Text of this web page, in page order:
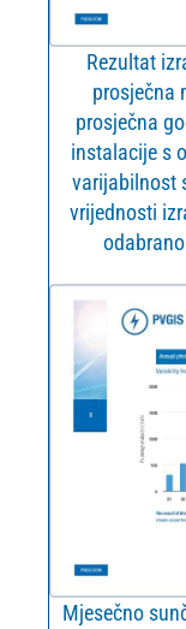
Rezultat
prosječna
prosječna
instalacije s
varijabilnost
vrijednosti
Mjesečno